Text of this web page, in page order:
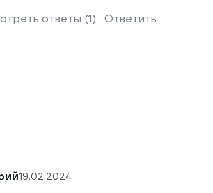
ответы (1) Ответить
19.02.2024